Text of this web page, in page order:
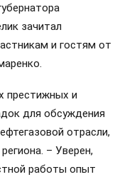
зачитал
и гостям от
престижных и
для обсуждения
отрасли,
– Уверен,
работы опыт